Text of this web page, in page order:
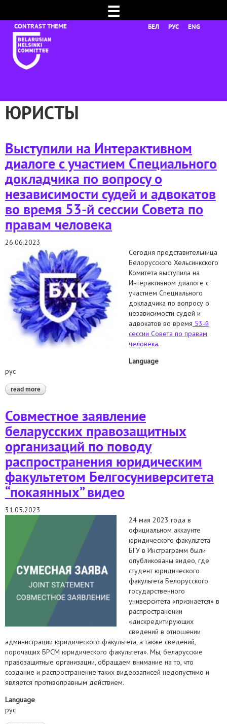
☰
БЕЛ РУС ENG
ЮРИСТЫ
Выступили на Интерактивном
диалоге с участием Специального
докладчика по вопросу о
независимости судей и адвокатов
во время 53-й сессии Совета по
правам человека
26.06.2023
Сегодня представительница
Белорусского Хельсинкского
Комитета выступила на
Интерактивном диалоге с
участием Специального
докладчика по вопросу о
независимости судей и
адвокатов во время 53-й
сессии Совета по правам
человека.
Language
рус
read more about выступили на интерактивном диалоге с участием
специального докладчика по вопросу о независимости
Совместное заявление
беларусских правозащитных
организаций по поводу
распространения юридическим
факультетом Белгосуниверситета
“покаянных” видео
31.05.2023
24 мая 2023 года в
официальном аккаунте
юридического факультета
БГУ в Инстраграмм были
опубликованы видео, где
студент юридического
факультета Белорусского
государственного
университета «признается» в
распространении
«дискредитирующих
сведений в отношении
администрации юридического факультета, а также сведений,
порочащих БРСМ юридического факультета». Мы, беларусские
правозащитные организации, обращаем внимание на то, что
создание и распространение таких видеозаписей недопустимо и
является противоправным действием.
Language
рус